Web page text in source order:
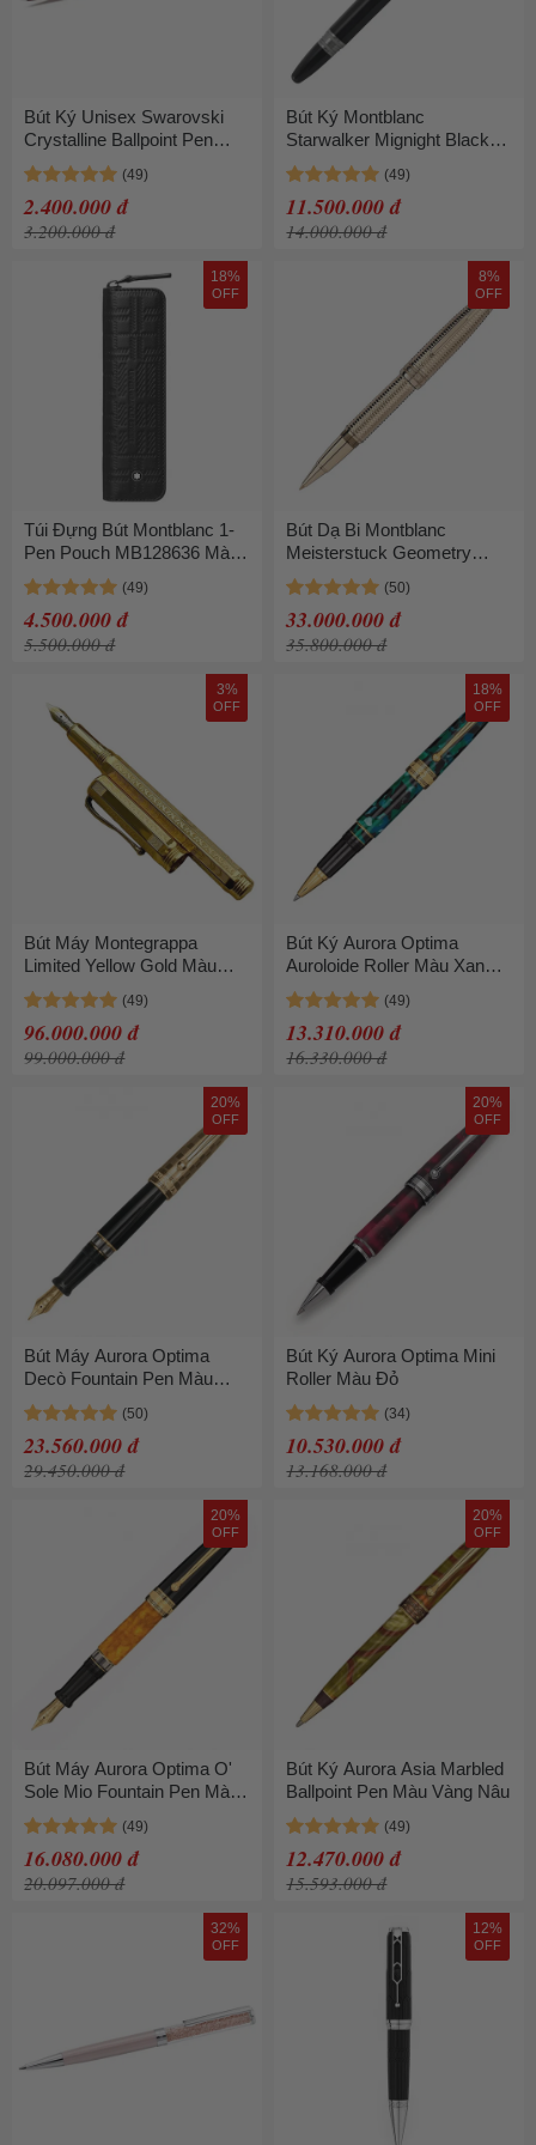
Bút Ký Unisex Swarovski
Crystalline Ballpoint Pen
Octagon Shape, Pink, Pink
Lacquered 5669937 Màu
Hồng
2.400.000 đ
3.200.000 đ
Bút Ký Montblanc
Starwalker Mignight Black
Screenwriter With Fineliner
Exchange MB112680 Màu
Đen
11.500.000 đ
14.000.000 đ
18%
OFF
Túi Đựng Bút Montblanc 1-
Pen Pouch MB128636 Màu
Đen
4.500.000 đ
5.500.000 đ
8%
OFF
Bút Dạ Bi Montblanc
Meisterstuck Geometry
Solitaire Champange
Legrand Rollerball
MB118102 Màu Vàng
33.000.000 đ
35.800.000 đ
3%
OFF
Bút Máy Montegrappa
Limited Yellow Gold Màu
Vàng Gold
96.000.000 đ
99.000.000 đ
18%
OFF
Bút Ký Aurora Optima
Auroloide Roller Màu Xanh
Green
13.310.000 đ
16.330.000 đ
20%
OFF
Bút Máy Aurora Optima
Decò Fountain Pen Màu
Đen
23.560.000 đ
29.450.000 đ
20%
OFF
Bút Ký Aurora Optima Mini
Roller Màu Đỏ
10.530.000 đ
13.168.000 đ
20%
OFF
Bút Máy Aurora Optima O'
Sole Mio Fountain Pen Màu
Cam
16.080.000 đ
20.097.000 đ
20%
OFF
Bút Ký Aurora Asia Marbled
Ballpoint Pen Màu Vàng Nâu
12.470.000 đ
15.593.000 đ
32%
OFF
12%
OFF